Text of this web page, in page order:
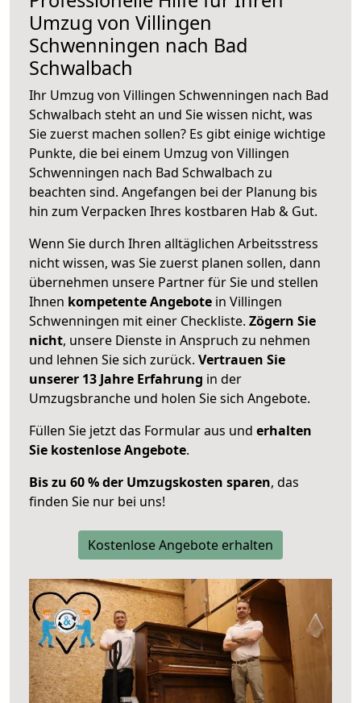
Umzug von Villingen
Schwenningen nach Bad
Schwalbach
Ihr Umzug von Villingen Schwenningen nach Bad
Schwalbach steht an und Sie wissen nicht, was
Sie zuerst machen sollen? Es gibt einige wichtige
Punkte, die bei einem Umzug von Villingen
Schwenningen nach Bad Schwalbach zu
beachten sind. Angefangen bei der Planung bis
hin zum Verpacken Ihres kostbaren Hab & Gut.
Wenn Sie durch Ihren alltäglichen Arbeitsstress
nicht wissen, was Sie zuerst planen sollen, dann
übernehmen unsere Partner für Sie und stellen
Ihnen kompetente Angebote in Villingen
Schwenningen mit einer Checkliste. Zögern Sie
nicht, unsere Dienste in Anspruch zu nehmen
und lehnen Sie sich zurück. Vertrauen Sie
unserer 13 Jahre Erfahrung in der
Umzugsbranche und holen Sie sich Angebote.
Füllen Sie jetzt das Formular aus und erhalten
Sie kostenlose Angebote.
Bis zu 60 % der Umzugskosten sparen, das
finden Sie nur bei uns!
Kostenlose Angebote erhalten